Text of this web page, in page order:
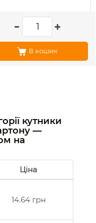
В кошик
кутники
—
на
Ціна
14.64 грн